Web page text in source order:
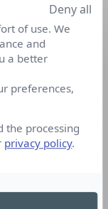
offres deRP
les mois qui
et
des relations
qui le feront
une veille
des
cela prend
of use. We
and
a better
preferences,
the processing
privacy policy.
Deny all